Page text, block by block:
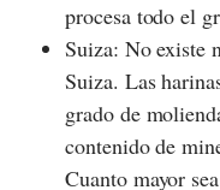
procesa todo el
Suiza: No existe
Suiza. Las
grado de
contenido de
Cuanto mayor